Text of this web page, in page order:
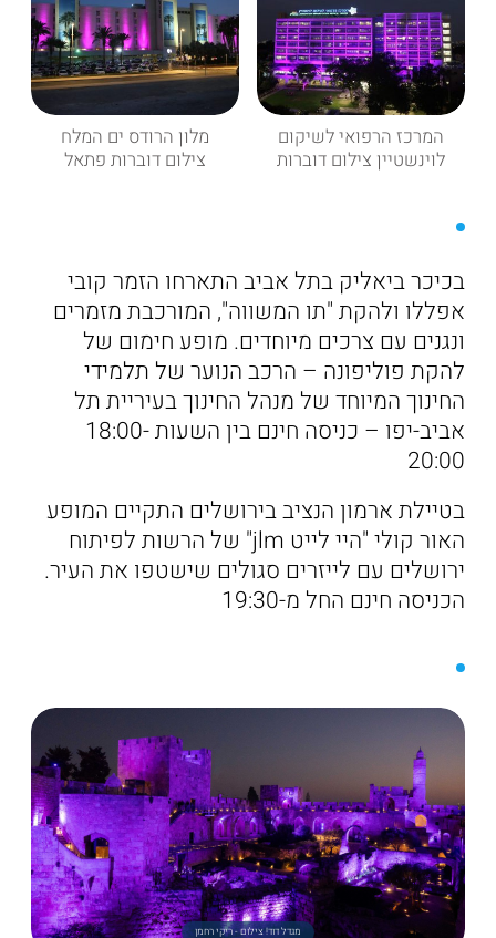
המרכז הרפואי לשיקום
לוינשטיין צילום דוברות
מלון הרודס ים המלח
צילום דוברות פתאל
בכיכר ביאליק בתל אביב התארחו הזמר קובי
אפללו ולהקת "תו המשווה", המורכבת מזמרים
ונגנים עם צרכים מיוחדים. מופע חימום של
להקת פוליפונה – הרכב הנוער של תלמידי
החינוך המיוחד של מנהל החינוך בעיריית תל
אביב-יפו – כניסה חינם בין השעות 18:00-
20:00
בטיילת ארמון הנציב בירושלים התקיים המופע
האור קולי "היי לייט jlm" של הרשות לפיתוח
ירושלים עם לייזרים סגולים שישטפו את העיר.
הכניסה חינם החל מ-19:30
מגדל דוד! צילום - ריקי רחמן